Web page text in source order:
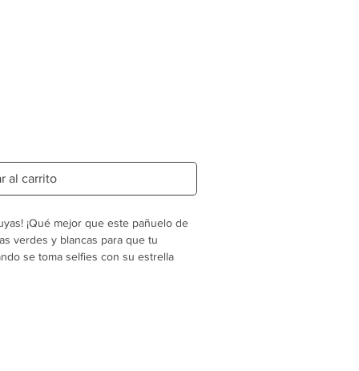
al carrito
¡Qué mejor que este pañuelo de
verdes y blancas para que tu
se toma selfies con su estrella
del pañuelo.